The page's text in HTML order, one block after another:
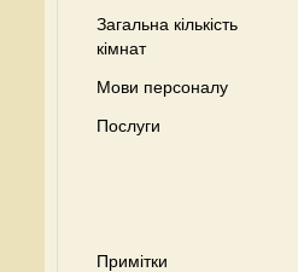
Загальна кількість
кімнат
Мови персоналу
Послуги
Примітки